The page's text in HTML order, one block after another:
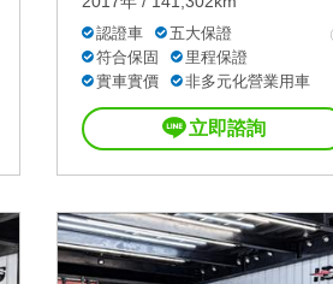
認證車
五大保證
符合保固
里程保證
實車實價
非多元化營業用車
立即諮詢